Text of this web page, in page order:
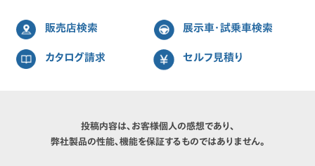
販売店検索 展示車・試乗車検索
カタログ請求 セルフ見積り
投稿内容は、お客様個人の感想であり、
弊社製品の性能、機能を保証するものではありません。